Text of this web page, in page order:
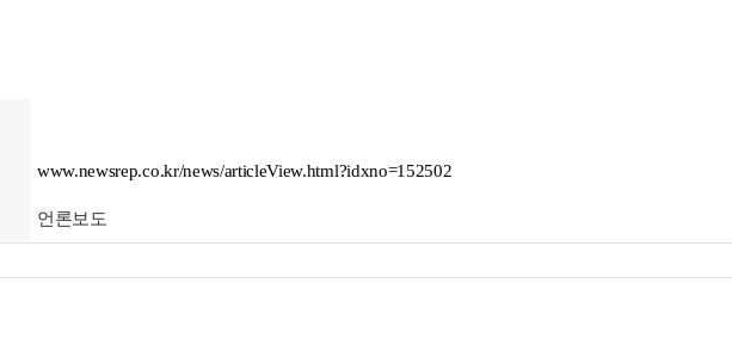
www.newsrep.co.kr/news/articleView.html?idxno=152502
언론보도